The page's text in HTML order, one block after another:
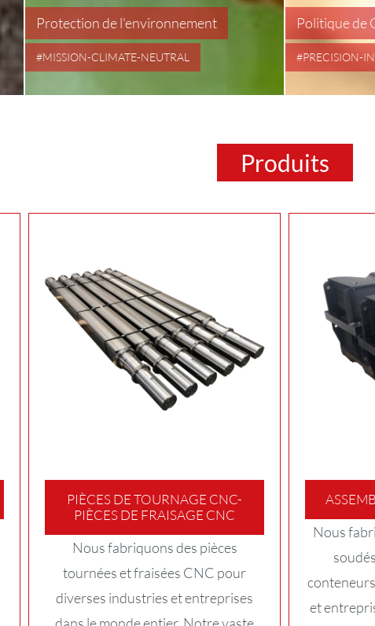
Protection de l'environnement
#MISSION-CLIMATE-NEUTRAL
Politique de
#PRECISION-
Produits
PIÈCES DE TOURNAGE CNC-
PIÈCES DE FRAISAGE CNC
Nous fabriquons des pièces
tournées et fraisées CNC pour
diverses industries et entreprises
Nous
et